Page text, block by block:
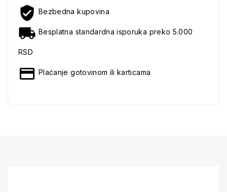
Bezbedna kupovina
Besplatna standardna isporuka preko 5.000
RSD
Plaćanje gotovinom ili karticama